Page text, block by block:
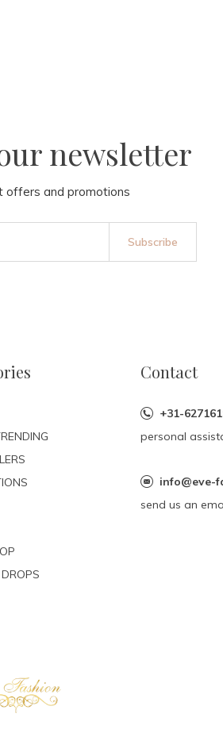
newsletter
offers and promotions
Subscribe
Contact
+31-
personal
info@eve-
send us an